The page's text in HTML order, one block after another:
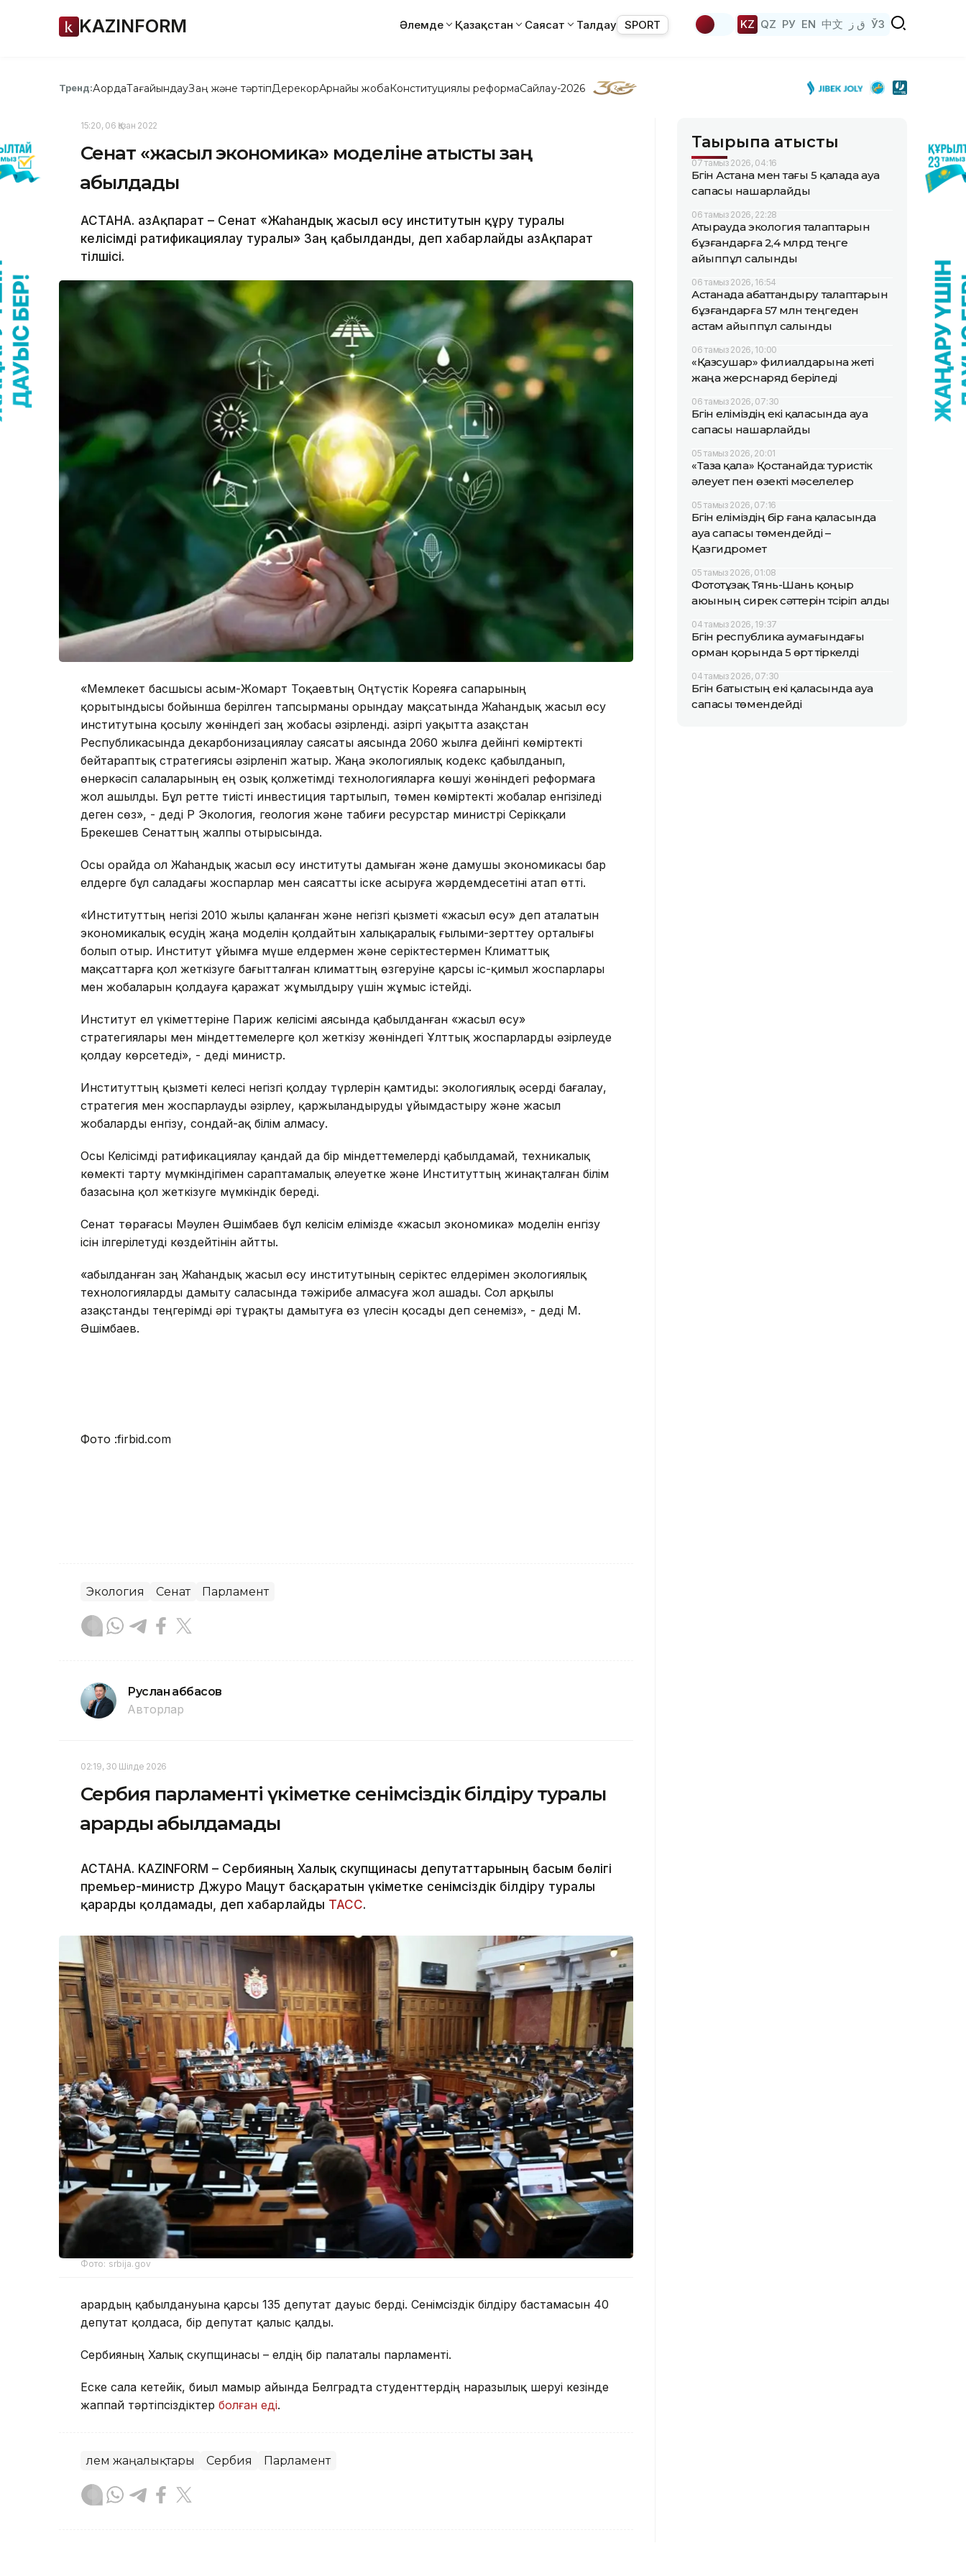
KAZINFORM Әлемде Қазақстан Саясат Талдау SPORT KZ QZ РУ EN 中文 ق ز ЎЗ
Тренд:АқордаТағайындауЗаң және тәртіпДерекқорАрнайы жобаКонституциялық реформаСайлау-2026
15:20, 06 Қазан 2022
Сенат «жасыл экономика» моделіне қатысты заң
қабылдады
АСТАНА. ҚазАқпарат – Сенат «Жаһандық жасыл өсу институтын құру туралы
келісімді ратификациялау туралы» Заң қабылданды, деп хабарлайды ҚазАқпарат
тілшісі.
«Мемлекет басшысы Қасым-Жомарт Тоқаевтың Оңтүстік Кореяға сапарының
қорытындысы бойынша берілген тапсырманы орындау мақсатында Жаһандық жасыл өсу
институтына қосылу жөніндегі заң жобасы әзірленді. Қазіргі уақытта Қазақстан
Республикасында декарбонизациялау саясаты аясында 2060 жылға дейінгі көміртекті
бейтараптық стратегиясы әзірленіп жатыр. Жаңа экологиялық кодекс қабылданып,
өнеркәсіп салаларының ең озық қолжетімді технологияларға көшуі жөніндегі реформаға
жол ашылды. Бұл ретте тиісті инвестиция тартылып, төмен көміртекті жобалар енгізіледі
деген сөз», - деді ҚР Экология, геология және табиғи ресурстар министрі Серікқали
Брекешев Сенаттың жалпы отырысында.
Осы орайда ол Жаһандық жасыл өсу институты дамыған және дамушы экономикасы бар
елдерге бұл саладағы жоспарлар мен саясатты іске асыруға жәрдемдесетіні атап өтті.
«Институттың негізі 2010 жылы қаланған және негізгі қызметі «жасыл өсу» деп аталатын
экономикалық өсудің жаңа моделін қолдайтын халықаралық ғылыми-зерттеу орталығы
болып отыр. Институт ұйымға мүше елдермен және серіктестермен Климаттық
мақсаттарға қол жеткізуге бағытталған климаттың өзгеруіне қарсы іс-қимыл жоспарлары
мен жобаларын қолдауға қаражат жұмылдыру үшін жұмыс істейді.
Институт ел үкіметтеріне Париж келісімі аясында қабылданған «жасыл өсу»
стратегиялары мен міндеттемелерге қол жеткізу жөніндегі Ұлттық жоспарларды әзірлеуде
қолдау көрсетеді», - деді министр.
Институттың қызметі келесі негізгі қолдау түрлерін қамтиды: экологиялық әсерді бағалау,
стратегия мен жоспарлауды әзірлеу, қаржыландыруды ұйымдастыру және жасыл
жобаларды енгізу, сондай-ақ білім алмасу.
Осы Келісімді ратификациялау қандай да бір міндеттемелерді қабылдамай, техникалық
көмекті тарту мүмкіндігімен сараптамалық әлеуетке және Институттың жинақталған білім
базасына қол жеткізуге мүмкіндік береді.
Сенат төрағасы Мәулен Әшімбаев бұл келісім елімізде «жасыл экономика» моделін енгізу
ісін ілгерілетуді көздейтінін айтты.
«Қабылданған заң Жаһандық жасыл өсу институтының серіктес елдерімен экологиялық
технологияларды дамыту саласында тәжірибе алмасуға жол ашады. Сол арқылы
Қазақстанды теңгерімді әрі тұрақты дамытуға өз үлесін қосады деп сенеміз», - деді М.
Әшімбаев.
Фото :firbid.com
Экология Сенат Парламент
Руслан Ғаббасов
Авторлар
02:19, 30 Шілде 2026
Сербия парламенті үкіметке сенімсіздік білдіру туралы
қарарды қабылдамады
АСТАНА. KAZINFORM – Сербияның Халық скупщинасы депутаттарының басым бөлігі
премьер-министр Джуро Мацут басқаратын үкіметке сенімсіздік білдіру туралы
қарарды қолдамады, деп хабарлайды ТАСС.
Фото: srbija.gov
Қарардың қабылдануына қарсы 135 депутат дауыс берді. Сенімсіздік білдіру бастамасын 40
депутат қолдаса, бір депутат қалыс қалды.
Сербияның Халық скупщинасы – елдің бір палаталы парламенті.
Еске сала кетейік, биыл мамыр айында Белградта студенттердің наразылық шеруі кезінде
жаппай тәртіпсіздіктер болған еді.
Әлем жаңалықтары Сербия Парламент
Тақырыпқа қатысты
07 тамыз 2026, 04:16
Бүгін Астана мен тағы 5 қалада ауа
сапасы нашарлайды
06 тамыз 2026, 22:28
Атырауда экология талаптарын
бұзғандарға 2,4 млрд теңге
айыппұл салынды
06 тамыз 2026, 16:54
Астанада абаттандыру талаптарын
бұзғандарға 57 млн теңгеден
астам айыппұл салынды
06 тамыз 2026, 10:00
«Қазсушар» филиалдарына жеті
жаңа жерснаряд беріледі
06 тамыз 2026, 07:30
Бүгін еліміздің екі қаласында ауа
сапасы нашарлайды
05 тамыз 2026, 20:01
«Таза қала» Қостанайда: туристік
әлеует пен өзекті мәселелер
05 тамыз 2026, 07:16
Бүгін еліміздің бір ғана қаласында
ауа сапасы төмендейді –
Қазгидромет
05 тамыз 2026, 01:08
Фототұзақ Тянь-Шань қоңыр
аюының сирек сәттерін түсіріп алды
04 тамыз 2026, 19:37
Бүгін республика аумағындағы
орман қорында 5 өрт тіркелді
04 тамыз 2026, 07:30
Бүгін батыстың екі қаласында ауа
сапасы төмендейді